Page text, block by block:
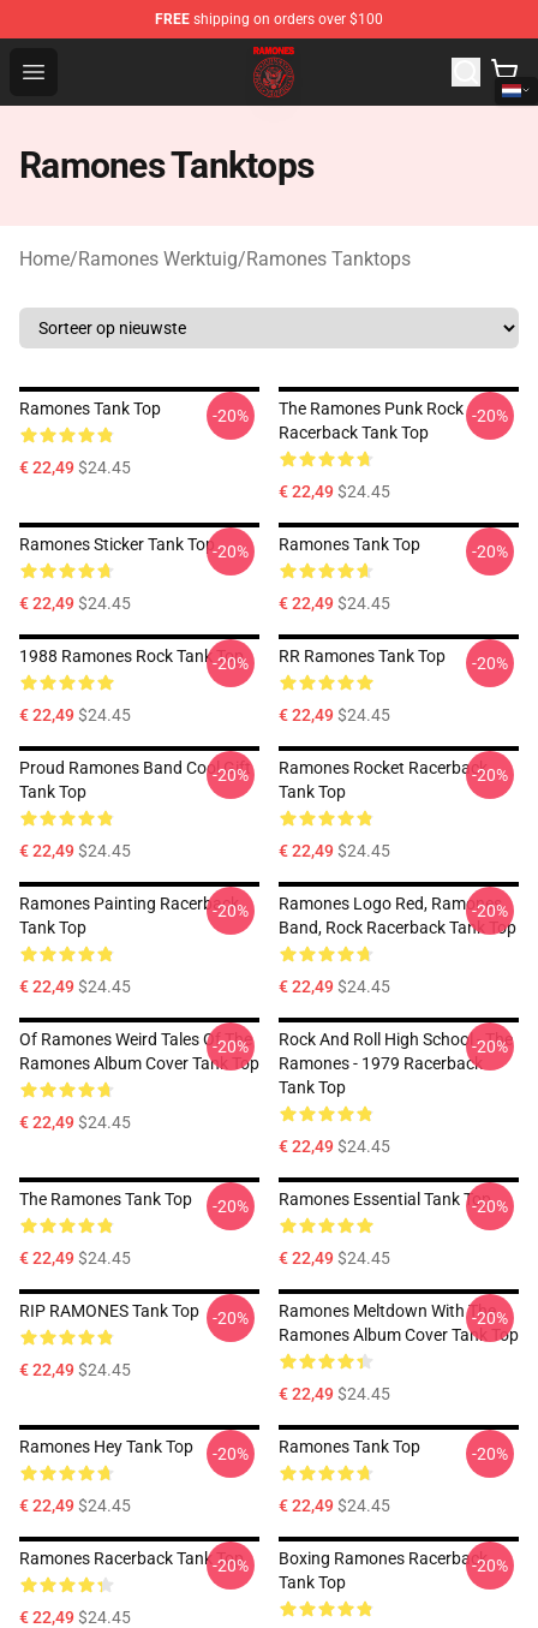
FREE shipping on orders over $100
Open menu
Ramones Store - Official Ramones Merchandise Shop
Ramones Tanktops
Home/Ramones Werktuig/Ramones Tanktops
Ramones Tank Top
€ 22,49$24.45
-20%
The Ramones Punk Rock
Racerback Tank Top
€ 22,49$24.45
-20%
Ramones Sticker Tank Top
€ 22,49$24.45
-20% Ramones Tank Top
€ 22,49$24.45
-20%
1988 Ramones Rock Tank Top
€ 22,49$24.45
-20% RR Ramones Tank Top
€ 22,49$24.45
-20%
Proud Ramones Band Cool Gift
Tank Top
€ 22,49$24.45
-20%
Ramones Rocket Racerback
Tank Top
€ 22,49$24.45
-20%
Ramones Painting Racerback
Tank Top
€ 22,49$24.45
-20%
Ramones Logo Red, Ramones
Band, Rock Racerback Tank Top
€ 22,49$24.45
-20%
Of Ramones Weird Tales Of The
Ramones Album Cover Tank Top
€ 22,49$24.45
-20%
Rock And Roll High School - The
Ramones - 1979 Racerback
Tank Top
€ 22,49$24.45
-20%
The Ramones Tank Top
€ 22,49$24.45
-20% Ramones Essential Tank Top
€ 22,49$24.45
-20%
RIP RAMONES Tank Top
€ 22,49$24.45
-20%
Ramones Meltdown With The
Ramones Album Cover Tank Top
€ 22,49$24.45
-20%
Ramones Hey Tank Top
€ 22,49$24.45
-20% Ramones Tank Top
€ 22,49$24.45
-20%
Ramones Racerback Tank Top
€ 22,49$24.45
-20%
Boxing Ramones Racerback
Tank Top
-20%